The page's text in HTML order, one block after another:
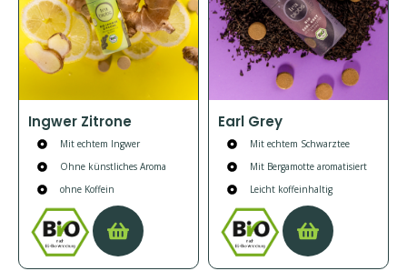
Ingwer Zitrone
Mit echtem Ingwer
Ohne künstliches Aroma
ohne Koffein
Earl Grey
Mit echtem Schwarztee
Mit Bergamotte aromatisiert
Leicht koffeinhaltig